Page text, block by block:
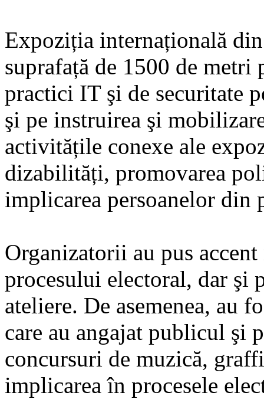
Expoziția internațională
suprafață de 1500 de metri
practici IT şi de securitate
şi pe instruirea şi
activitățile conexe ale
dizabilități, promovarea
implicarea persoanelor din
Organizatorii au pus
procesului electoral, dar şi
ateliere. De asemenea, au
care au angajat publicul
concursuri de muzică,
implicarea în procesele